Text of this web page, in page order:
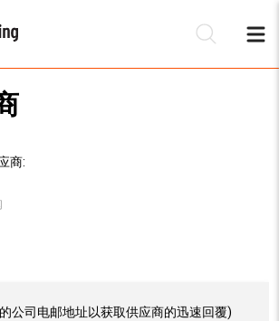
商:
公司电邮地址以获取供应商的迅速回覆)